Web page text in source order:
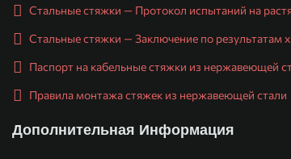
Стальные стяжки — Протокол испытаний на
Стальные стяжки — Заключение по результатам
Паспорт на кабельные стяжки из
Правила монтажа стяжек из нержавеющей стали
Дополнительная Информация